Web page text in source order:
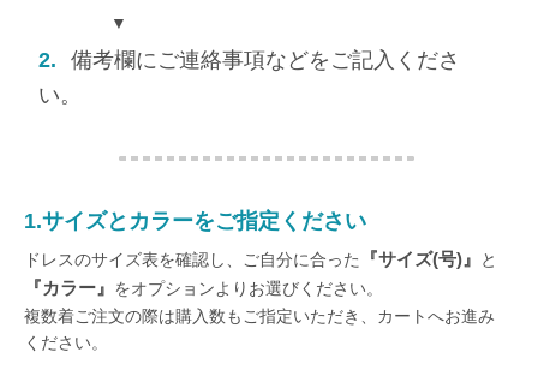
▼
2.
備考欄にご連絡事項などをご記入くださ
い。
1.サイズとカラーをご指定ください
ドレスのサイズ表を確認し、ご自分に合った 『サイズ(号)』 と
『カラー』 をオプションよりお選びください。
複数着ご注文の際は購入数もご指定いただき、カートへお進み
ください。